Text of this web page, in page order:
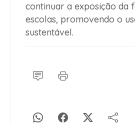
continuar a exposição da
escolas, promovendo o
sustentável.